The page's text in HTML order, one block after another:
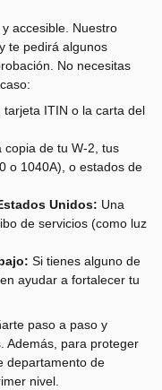
accesible. Nuestro
te pedirá algunos
No necesitas
tarjeta ITIN o la carta del
copia de tu W‑2, tus
o 1040A), o estados de
Unidos: Una
de servicios (como luz
Si tienes alguno de
ayudar a fortalecer tu
paso a paso y
Además, para proteger
departamento de
nivel.